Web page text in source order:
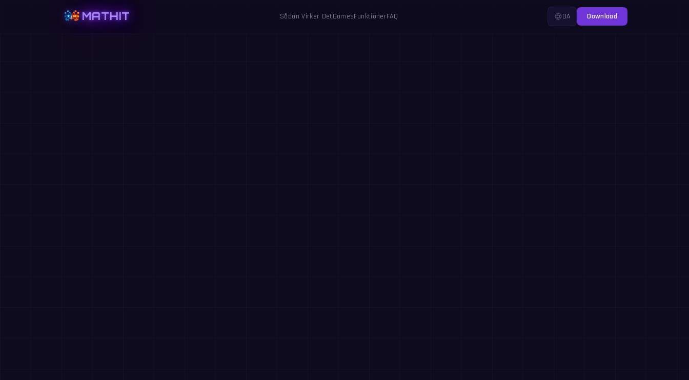
MATHIT Sådan Virker DetGamesFunktionerFAQ DA Download